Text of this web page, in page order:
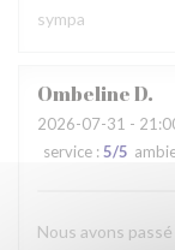
sympa
OmbelineD
2026-07-31 -
service : 5/5
Nous avons